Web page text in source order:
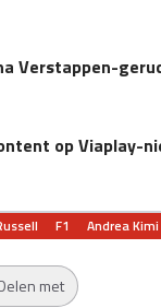
Verstappen-
op Viaplay-
F1 Andrea
met